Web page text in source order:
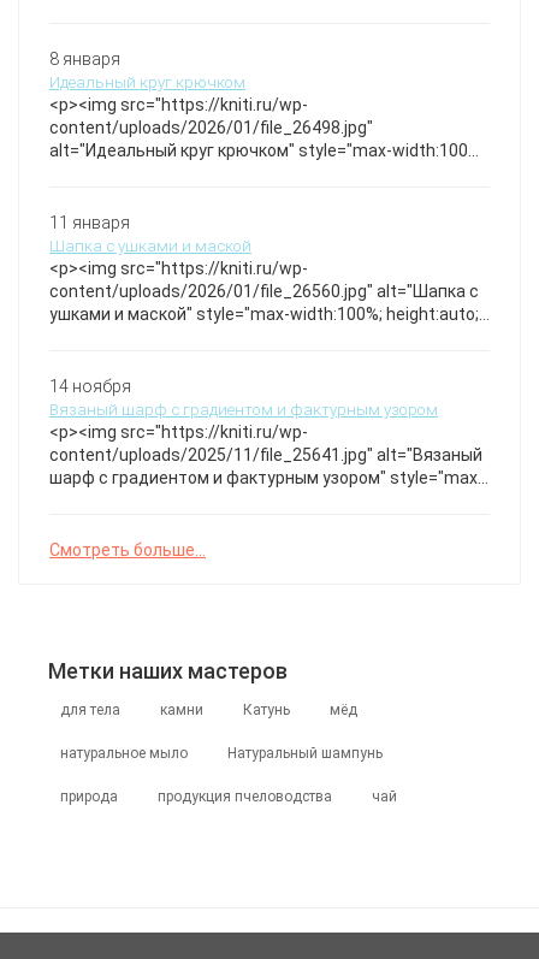
зелёных листочков и бордовых бутонов. Вязаные из
мягкой пряжи, они согреют ноги и поднимут
настроение в любой день. Особенность — аккуратная
резинка и оригинальный растительный узор, который
не повторится ни у кого другого. Носочки
8 января
Идеальный круг крючком
<p><img src="https://kniti.ru/wp-
content/uploads/2026/01/file_26498.jpg"
alt="Идеальный круг крючком" style="max-width:100%;
Идеальный круг ✅ Идеальный квадрат Мы в MAX Клад
Амигуруми
11 января
Шапка с ушками и маской
<p><img src="https://kniti.ru/wp-
content/uploads/2026/01/file_26560.jpg" alt="Шапка с
ушками и маской" style="max-width:100%; height:auto;"
идеально защищающей лицо от холода. Уникальный
дизайн сочетает комфорт и стиль, а плотная вязка
сохраняет тепло даже в сильный мороз. БАЛАКЛАВА
oпиcaниe Бaлaклaвa мишкa кpючкoм по МК zefirka_pvl
⠀ Рacчитaн нa ОГ 54 cм.⠀ ⠀ Рacxoд 2 мoтoчкa
14 ноября
Вязаный шарф с градиентом и фактурным узором
<p><img src="https://kniti.ru/wp-
content/uploads/2025/11/file_25641.jpg" alt="Вязаный
шарф с градиентом и фактурным узором" style="max-
чередованием цветов и рельефных петель,
Смотреть больше...
Метки наших мастеров
для тела камни Катунь мёд
натуральное мыло Натуральный шампунь
природа продукция пчеловодства чай